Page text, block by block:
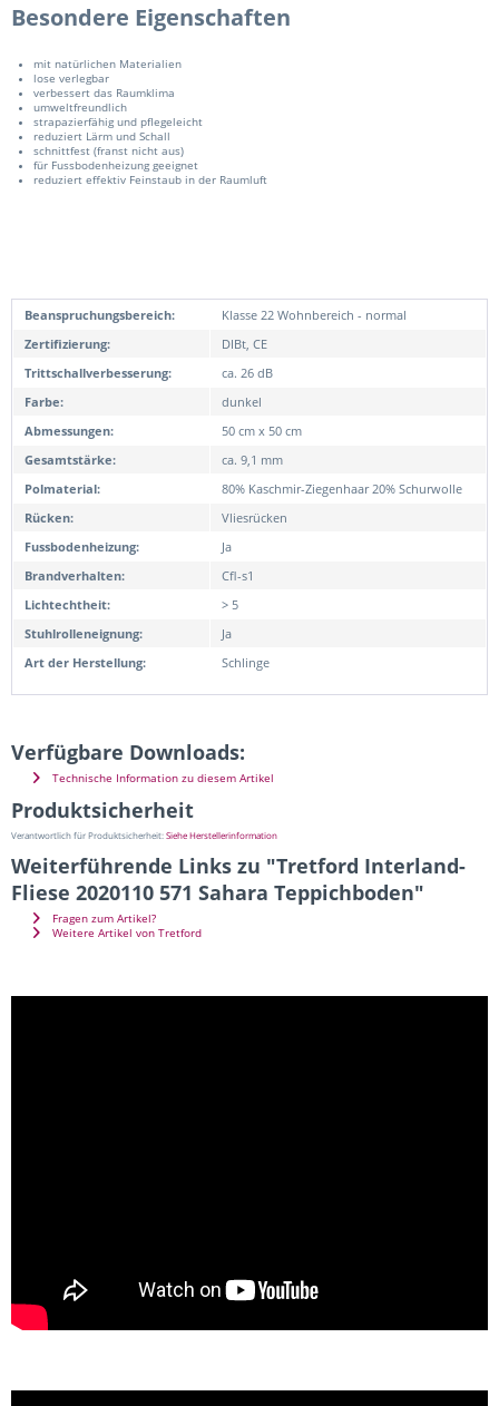
Besondere Eigenschaften
mit natürlichen Materialien
lose verlegbar
verbessert das Raumklima
umweltfreundlich
strapazierfähig und pflegeleicht
reduziert Lärm und Schall
schnittfest (franst nicht aus)
für Fussbodenheizung geeignet
reduziert effektiv Feinstaub in der Raumluft
Beanspruchungsbereich:
Klasse 22 Wohnbereich - normal
Zertifizierung:
DIBt, CE
Trittschallverbesserung:
ca. 26 dB
Farbe:
dunkel
Abmessungen:
50 cm x 50 cm
Gesamtstärke:
ca. 9,1 mm
Polmaterial:
80% Kaschmir-Ziegenhaar 20% Schurwolle
Rücken:
Vliesrücken
Fussbodenheizung:
Ja
Brandverhalten:
Cfl-s1
Lichtechtheit:
> 5
Stuhlrolleneignung:
Ja
Art der Herstellung:
Schlinge
Verfügbare Downloads:
Technische Information zu diesem Artikel
Produktsicherheit
Verantwortlich für Produktsicherheit:Siehe Herstellerinformation
Weiterführende Links zu "Tretford Interland-
Fliese 2020110 571 Sahara Teppichboden"
Fragen zum Artikel?
Weitere Artikel von Tretford